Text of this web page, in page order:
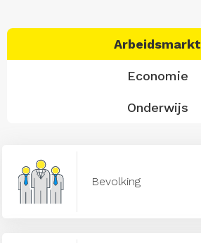
Arbeidsmarkt
Economie
Onderwijs
Bevolking